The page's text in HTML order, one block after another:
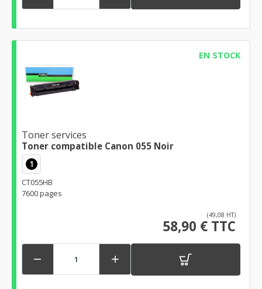
EN STOCK
Toner services
Toner compatible Canon 055 Noir
1
CT055HB
7600 pages
(49,08 HT)
58,90 € TTC
 